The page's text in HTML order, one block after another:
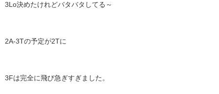
3Lo決めたけれどバタバタしてる～
2A-3Tの予定が2Tに
3Fは完全に飛び急ぎすぎました。